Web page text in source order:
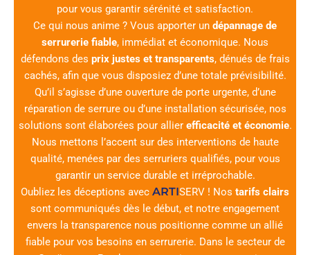
pour vous garantir sérénité et satisfaction.
Ce qui nous anime ? Vous apporter un dépannage de
serrurerie fiable, immédiat et économique. Nous
défendons des prix justes et transparents, dénués de frais
cachés, afin que vous disposiez d’une totale prévisibilité.
Qu’il s’agisse d’une ouverture de porte urgente, d’une
réparation de serrure ou d’une installation sécurisée, nos
solutions sont élaborées pour allier efficacité et économie.
Nous mettons l’accent sur des interventions de haute
qualité, menées par des serruriers qualifiés, pour vous
garantir un service durable et irréprochable.
Oubliez les déceptions avec ARTISERV ! Nos tarifs clairs
sont communiqués dès le début, et notre engagement
envers la transparence nous positionne comme un allié
fiable pour vos besoins en serrurerie. Dans le secteur de